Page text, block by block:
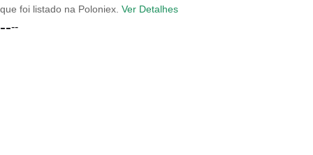
que foi listado na Poloniex. Ver Detalhes
----